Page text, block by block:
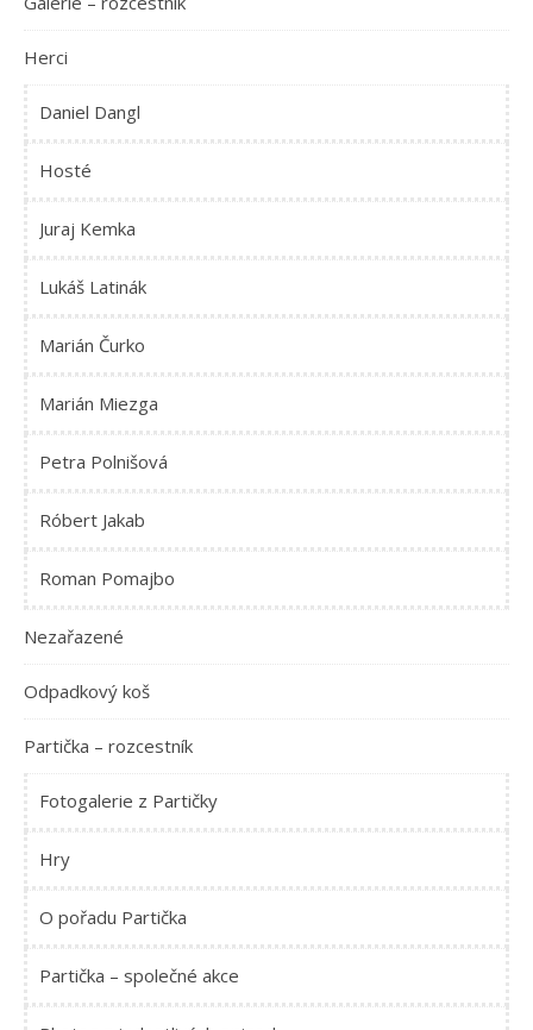
Herci
Daniel Dangl
Hosté
Juraj Kemka
Lukáš Latinák
Marián Čurko
Marián Miezga
Petra Polnišová
Róbert Jakab
Roman Pomajbo
Nezařazené
Odpadkový koš
Partička – rozcestník
Fotogalerie z Partičky
Hry
O pořadu Partička
Partička – společné akce